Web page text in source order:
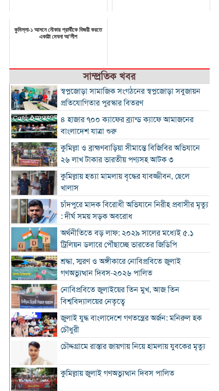
কুমিল্লা-১ আসনে নৌকার প্রার্থীকে বিজয়ী করতে
একাট্টা মেঘনা আ’লীগ
সাম্প্রতিক খবর
স্বপ্নজোড়া সামাজিক সংগঠনের স্বপ্নজোড়া সবুজায়ন
প্রতিযোগিতার পুরস্কার বিতরণ
৪ হাজার ৭০০ ক্যাফের ব্র্যান্ড ক্যাফে আমাজনের
বাংলাদেশ যাত্রা শুরু
কুমিল্লা ও ব্রাহ্মণবাড়িয়া সীমান্তে বিজিবির অভিযানে
২৬ লাখ টাকার ভারতীয় পণ্যসহ আটক ৩
কুমিল্লায় হত্যা মামলায় বৃদ্ধের যাবজ্জীবন, ছেলে
খালাস
চাঁদপুরে মাদক বিরোধী অভিযানে নিরীহ প্রবাসীর মৃত্যু
: দীর্ঘ সময় সড়ক অবরোধ
অর্থনীতিতে বড় লাফ: ২০২৯ সালের মধ্যেই ৫.১
ট্রিলিয়ন ডলারে পৌঁছাচ্ছে ভারতের জিডিপি
শ্রদ্ধা, স্মরণ ও অঙ্গীকারে নোবিপ্রবিতে জুলাই
গণঅভ্যুত্থান দিবস-২০২৬ পালিত
নোবিপ্রবিতে জুলাইয়ের তিন মুখ, আজ তিন
বিশ্ববিদ্যালয়ের নেতৃত্বে
জুলাই যুদ্ধ বাংলাদেশে গণতন্ত্রের অর্জন: মনিরুল হক
চৌধুরী
চৌদ্দগ্রামে রাস্তার জায়গায় নিয়ে হামলায় যুবকের মৃত্যু
কুমিল্লায় জুলাই গণঅভ্যুত্থান দিবস পালিত